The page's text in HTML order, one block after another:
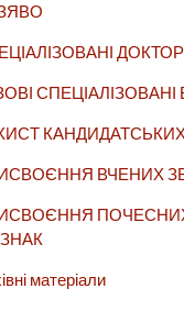
СПЕЦІАЛІЗОВАНІ
ВЧЕНИХ
матеріали